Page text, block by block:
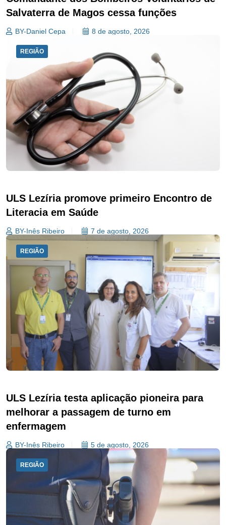
Salvaterra de Magos cessa funções
BY-Daniel Cepa 8 de agosto, 2026
REGIÃO
ULS Lezíria promove primeiro Encontro de
Literacia em Saúde
BY-Inês Ribeiro 7 de agosto, 2026
REGIÃO
ULS Lezíria testa aplicação pioneira para
melhorar a passagem de turno em
enfermagem
BY-Inês Ribeiro 5 de agosto, 2026
REGIÃO